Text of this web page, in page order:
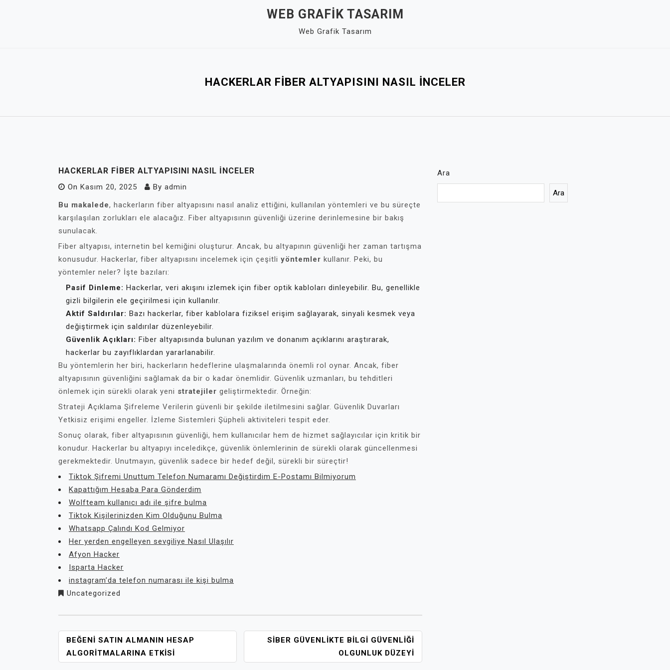
WEB GRAFIK TASARIM
Web Grafik Tasarım
HACKERLAR FIBER ALTYAPISINI NASIL İNCELER
HACKERLAR FIBER ALTYAPISINI NASIL İNCELER
On Kasım 20, 2025 By admin
Bu makalede, hackerların fiber altyapısını nasıl analiz ettiğini, kullanılan yöntemleri ve bu süreçte
karşılaşılan zorlukları ele alacağız. Fiber altyapısının güvenliği üzerine derinlemesine bir bakış
sunulacak.
Fiber altyapısı, internetin bel kemiğini oluşturur. Ancak, bu altyapının güvenliği her zaman tartışma
konusudur. Hackerlar, fiber altyapısını incelemek için çeşitli yöntemler kullanır. Peki, bu
yöntemler neler? İşte bazıları:
Pasif Dinleme: Hackerlar, veri akışını izlemek için fiber optik kabloları dinleyebilir. Bu, genellikle
gizli bilgilerin ele geçirilmesi için kullanılır.
Aktif Saldırılar: Bazı hackerlar, fiber kablolara fiziksel erişim sağlayarak, sinyali kesmek veya
değiştirmek için saldırılar düzenleyebilir.
Güvenlik Açıkları: Fiber altyapısında bulunan yazılım ve donanım açıklarını araştırarak,
hackerlar bu zayıflıklardan yararlanabilir.
Bu yöntemlerin her biri, hackerların hedeflerine ulaşmalarında önemli rol oynar. Ancak, fiber
altyapısının güvenliğini sağlamak da bir o kadar önemlidir. Güvenlik uzmanları, bu tehditleri
önlemek için sürekli olarak yeni stratejiler geliştirmektedir. Örneğin:
Strateji Açıklama Şifreleme Verilerin güvenli bir şekilde iletilmesini sağlar. Güvenlik Duvarları
Yetkisiz erişimi engeller. İzleme Sistemleri Şüpheli aktiviteleri tespit eder.
Sonuç olarak, fiber altyapısının güvenliği, hem kullanıcılar hem de hizmet sağlayıcılar için kritik bir
konudur. Hackerlar bu altyapıyı inceledikçe, güvenlik önlemlerinin de sürekli olarak güncellenmesi
gerekmektedir. Unutmayın, güvenlik sadece bir hedef değil, sürekli bir süreçtir!
Tiktok Şifremi Unuttum Telefon Numaramı Değiştirdim E-Postamı Bilmiyorum
Kapattığım Hesaba Para Gönderdim
Wolfteam kullanıcı adı ile şifre bulma
Tiktok Kişilerinizden Kim Olduğunu Bulma
Whatsapp Çalındı Kod Gelmiyor
Her yerden engelleyen sevgiliye Nasıl Ulaşılır
Afyon Hacker
Isparta Hacker
instagram’da telefon numarası ile kişi bulma
Uncategorized
YAZI
GEZINMESI
BEĞENI SATIN ALMANIN HESAP
ALGORITMALARINA ETKISI
SIBER GÜVENLIKTE BILGI GÜVENLIĞI
OLGUNLUK DÜZEYI
Ara
Ara